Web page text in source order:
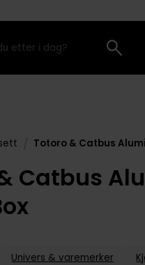
Totoro & Catbus
Catbus
Univers & varemerker